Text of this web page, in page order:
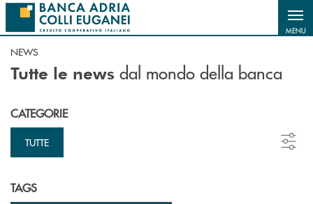
Salta al contenuto principale
MENU
NEWS
Tutte le news dal mondo della banca
CATEGORIE
TUTTE
TAGS